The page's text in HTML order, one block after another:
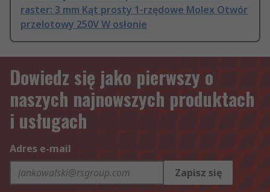
raster: 3 mm Kąt prosty 1-rzędowe Molex Otwór
przelotowy 250V W osłonie
Dowiedz się jako pierwszy o
naszych najnowszych produktach
i usługach
Adres e-mail
Zapisz się